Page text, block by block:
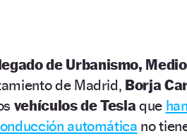
de Urbanismo,
de Madrid, Borja
vehículos de Tesla que
automática no